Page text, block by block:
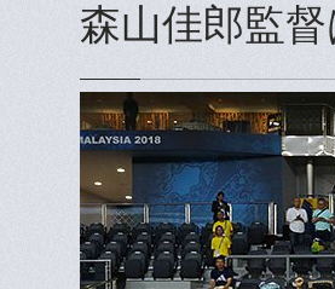
森山佳郎監